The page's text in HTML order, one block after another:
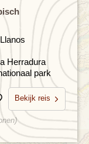
Herradura
park
Bekijk reis